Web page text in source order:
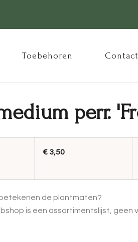
Toebehoren Contact
perr.
€ 3,50
de plantmaten?
is een assortimentslijst, geen